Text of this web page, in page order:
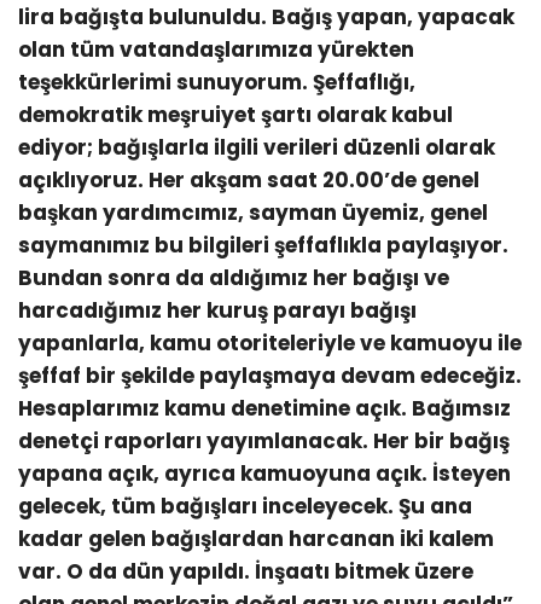
lira bağışta bulunuldu. Bağış yapan, yapacak
olan tüm vatandaşlarımıza yürekten
teşekkürlerimi sunuyorum. Şeffaflığı,
demokratik meşruiyet şartı olarak kabul
ediyor; bağışlarla ilgili verileri düzenli olarak
açıklıyoruz. Her akşam saat 20.00’de genel
başkan yardımcımız, sayman üyemiz, genel
saymanımız bu bilgileri şeffaflıkla paylaşıyor.
Bundan sonra da aldığımız her bağışı ve
harcadığımız her kuruş parayı bağışı
yapanlarla, kamu otoriteleriyle ve kamuoyu ile
şeffaf bir şekilde paylaşmaya devam edeceğiz.
Hesaplarımız kamu denetimine açık. Bağımsız
denetçi raporları yayımlanacak. Her bir bağış
yapana açık, ayrıca kamuoyuna açık. İsteyen
gelecek, tüm bağışları inceleyecek. Şu ana
kadar gelen bağışlardan harcanan iki kalem
var. O da dün yapıldı. İnşaatı bitmek üzere